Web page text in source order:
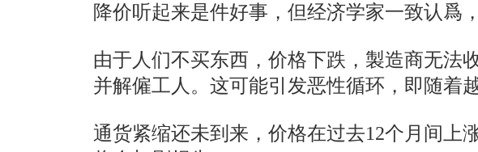
降价听起来是件好事，但经济学家一致认爲
由于人们不买东西，价格下跌，製造商无法
并解僱工人。这可能引发恶性循环，即随着
通货紧缩还未到来，价格在过去12个月间上